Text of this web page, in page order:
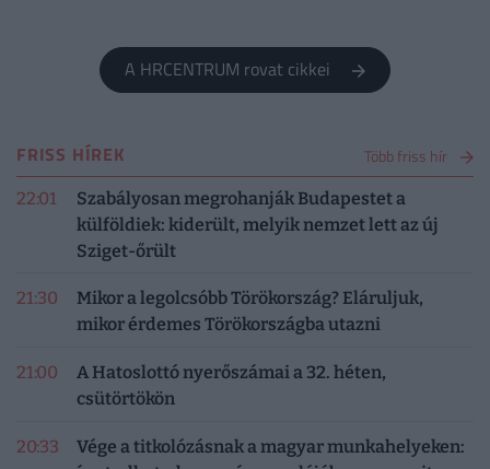
A HRCENTRUM rovat cikkei
FRISS HÍREK Több friss hír
22:01
Szabályosan megrohanják Budapestet a
külföldiek: kiderült, melyik nemzet lett az új
Sziget-őrült
21:30
Mikor a legolcsóbb Törökország? Eláruljuk,
mikor érdemes Törökországba utazni
21:00
A Hatoslottó nyerőszámai a 32. héten,
csütörtökön
20:33
Vége a titkolózásnak a magyar munkahelyeken: